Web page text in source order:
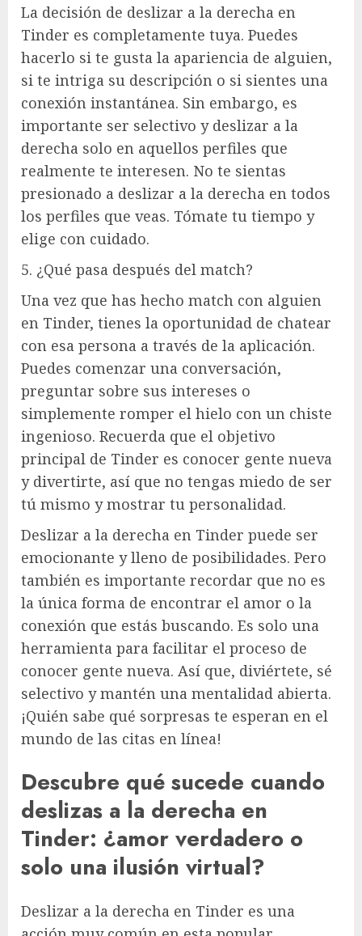
La decisión de deslizar a la derecha en
Tinder es completamente tuya. Puedes
hacerlo si te gusta la apariencia de alguien,
si te intriga su descripción o si sientes una
conexión instantánea. Sin embargo, es
importante ser selectivo y deslizar a la
derecha solo en aquellos perfiles que
realmente te interesen. No te sientas
presionado a deslizar a la derecha en todos
los perfiles que veas. Tómate tu tiempo y
elige con cuidado.
5. ¿Qué pasa después del match?
Una vez que has hecho match con alguien
en Tinder, tienes la oportunidad de chatear
con esa persona a través de la aplicación.
Puedes comenzar una conversación,
preguntar sobre sus intereses o
simplemente romper el hielo con un chiste
ingenioso. Recuerda que el objetivo
principal de Tinder es conocer gente nueva
y divertirte, así que no tengas miedo de ser
tú mismo y mostrar tu personalidad.
Deslizar a la derecha en Tinder puede ser
emocionante y lleno de posibilidades. Pero
también es importante recordar que no es
la única forma de encontrar el amor o la
conexión que estás buscando. Es solo una
herramienta para facilitar el proceso de
conocer gente nueva. Así que, diviértete, sé
selectivo y mantén una mentalidad abierta.
¡Quién sabe qué sorpresas te esperan en el
mundo de las citas en línea!
Descubre qué sucede cuando
deslizas a la derecha en
Tinder: ¿amor verdadero o
solo una ilusión virtual?
Deslizar a la derecha en Tinder es una